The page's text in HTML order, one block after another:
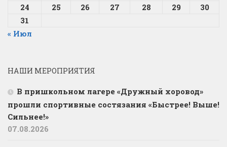
24
25 26 27 28 29
30
31
« Июл
НАШИ МЕРОПРИЯТИЯ
В пришкольном лагере «Дружный хоровод»
прошли спортивные состязания «Быстрее! Выше!
Сильнее!»
07.08.2026